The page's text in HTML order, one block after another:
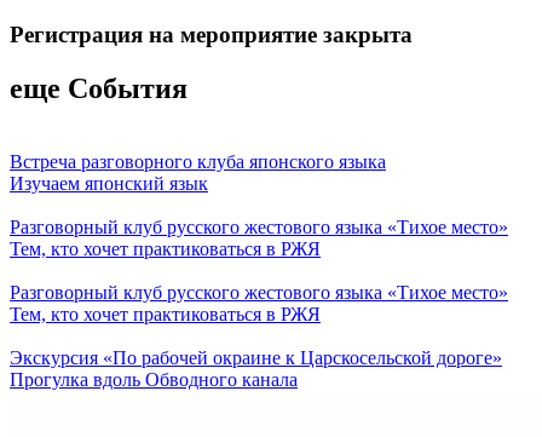
Регистрация на мероприятие закрыта
еще События
Встреча разговорного клуба японского языка
Изучаем японский язык
Разговорный клуб русского жестового языка «Тихое место»
Тем, кто хочет практиковаться в РЖЯ
Разговорный клуб русского жестового языка «Тихое место»
Тем, кто хочет практиковаться в РЖЯ
Экскурсия «По рабочей окраине к Царскосельской дороге»
Прогулка вдоль Обводного канала